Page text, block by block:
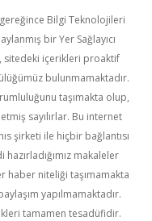
gereğince Bilgi Teknolojileri
bir Yer Sağlayıcı
sitedeki içerikleri proaktif
bulunmamaktadır.
taşımakta olup,
sayılırlar. Bu internet
şirketi ile hiçbir bağlantısı
makaleler
haber niteliği taşımamakta
yapılmamaktadır.
tamamen tesadüfidir.